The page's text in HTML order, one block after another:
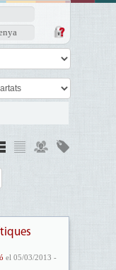
el 05/03/2013 -